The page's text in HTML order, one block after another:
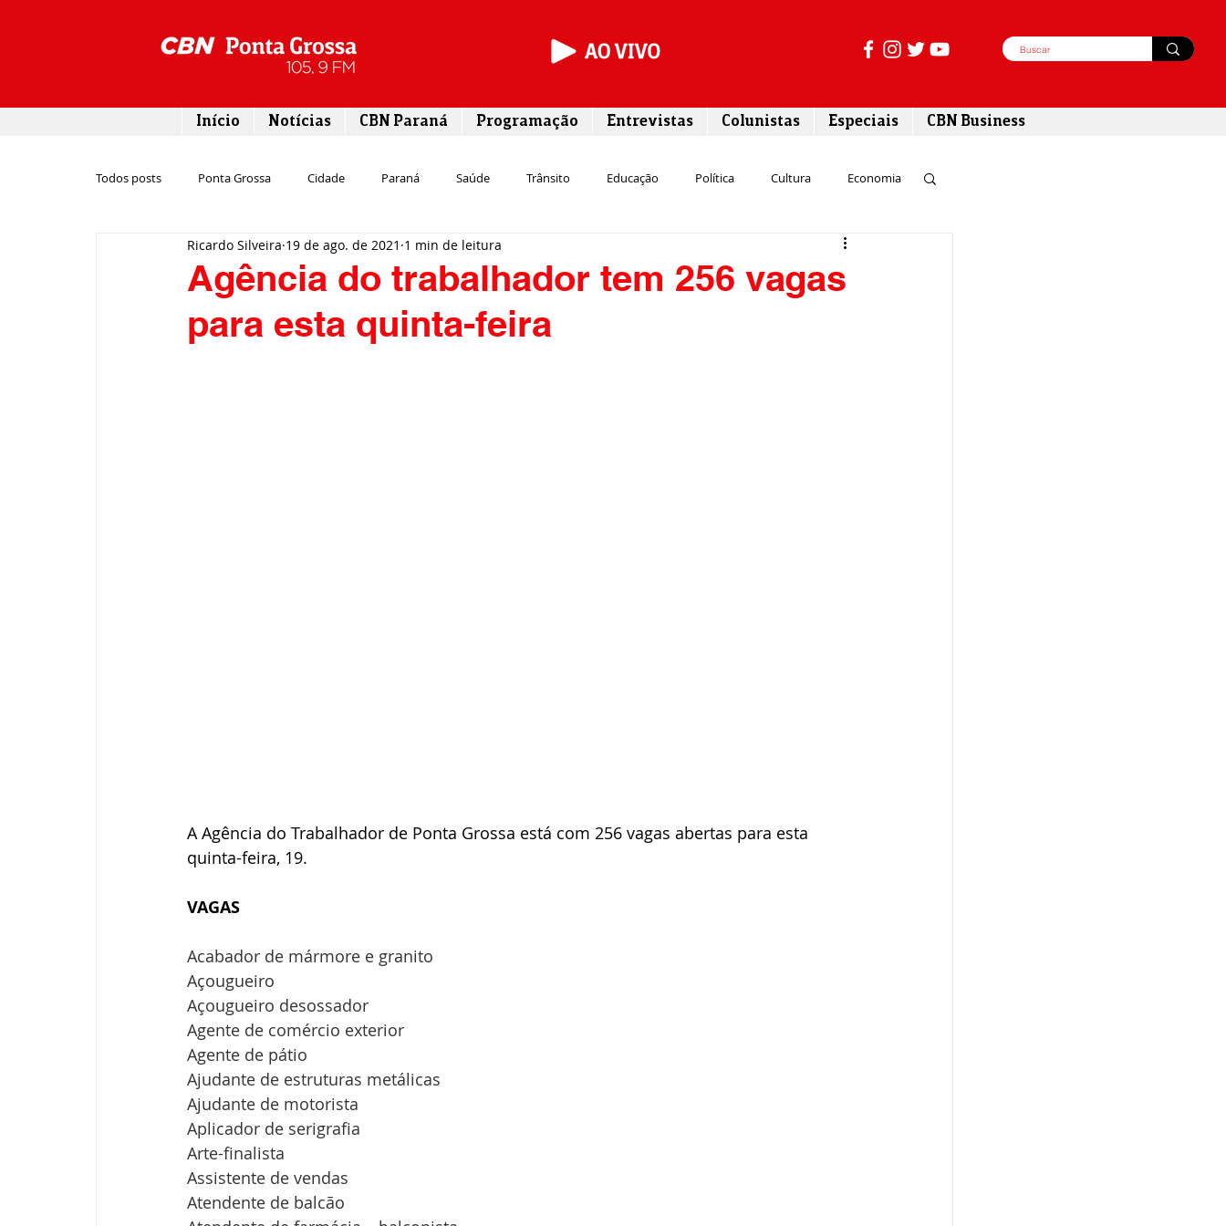
Início Notícias CBN Paraná Programação Entrevistas Colunistas Especiais CBN Business
Todos posts Ponta Grossa Cidade Paraná Saúde Trânsito Educação Política Cultura Economia
Emprego Campos Gerais Segurança
Rodovias Agronegócio Meio ambiente Comunicação
Agência do trabalhador tem 256 vagas
para esta quinta-feira
Ricardo Silveira 19 de ago. de 2021 1 min de leitura
A Agência do Trabalhador de Ponta Grossa está com 256 vagas abertas para esta
quinta-feira, 19.
VAGAS
Acabador de mármore e granito
Açougueiro
Açougueiro desossador
Agente de comércio exterior
Agente de pátio
Ajudante de estruturas metálicas
Ajudante de motorista
Aplicador de serigrafia
Arte-finalista
Assistente de vendas
Atendente de balcão